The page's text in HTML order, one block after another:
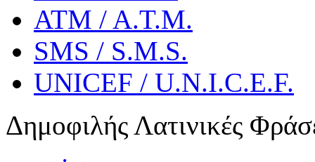
ATM / A.T.M.
SMS / S.M.S.
UNICEF / U.N.I.C.E.F.
Δημοφιλής Λατινικές